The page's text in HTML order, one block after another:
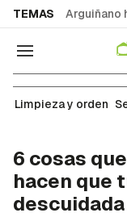
TEMAS Arguiñano
Navegación
Limpieza y
Limpieza y orden
6 cosas
hacen que